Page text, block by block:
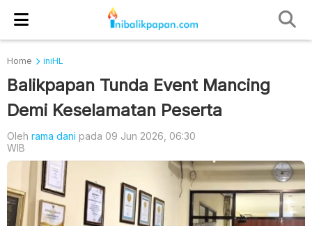
Home iniHL
Balikpapan Tunda Event Mancing
Demi Keselamatan Peserta
Oleh rama dani pada 09 Jun 2026, 06:30
WIB